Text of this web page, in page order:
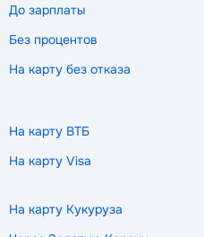
До зарплаты
Без процентов
На карту без отказа
На карту ВТБ
На карту Visa
На карту Кукуруза